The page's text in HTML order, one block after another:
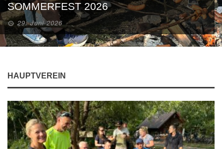
SOMMERFEST 2026
29. Juni 2026
HAUPTVEREIN